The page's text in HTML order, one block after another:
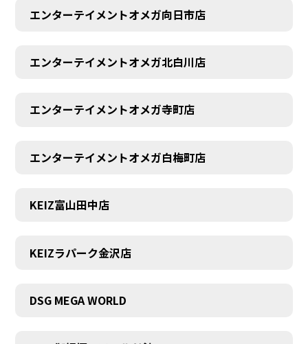
エンターテイメントオメガ向日市店
エンターテイメントオメガ北白川店
エンターテイメントオメガ寺町店
エンターテイメントオメガ白梅町店
KEIZ富山田中店
KEIZラパーク金沢店
DSG MEGA WORLD